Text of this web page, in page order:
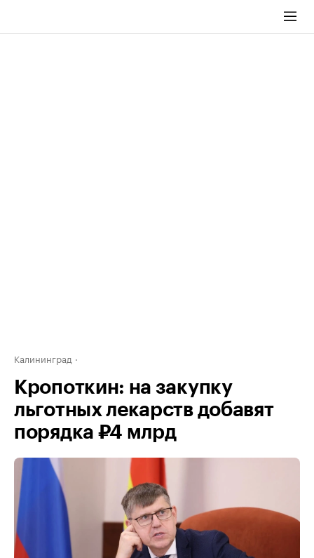
Калининград
Кропоткин: на закупку
льготных лекарств добавят
порядка ₽4 млрд